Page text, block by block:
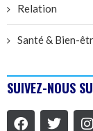
Relation
Santé & Bien-
SUIVEZ-NOUS